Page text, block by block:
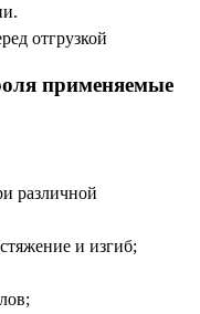
отгрузкой
применяемые
различной
и изгиб;